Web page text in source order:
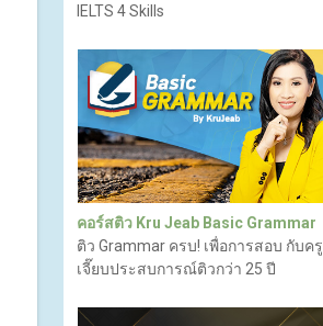
IELTS 4 Skills
คอร์สติว Kru Jeab Basic Grammar
ติว Grammar ครบ! เพื่อการสอบ กับครู
เจี๊ยบประสบการณ์ติวกว่า 25 ปี